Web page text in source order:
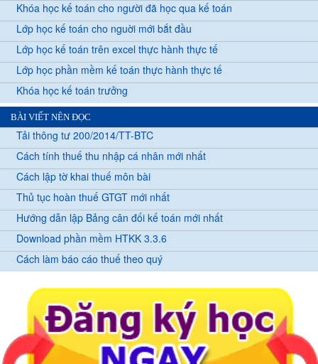
Khóa học kế toán cho người đã học qua kế toán
Lớp học kế toán cho nguời mới bắt đầu
Lớp học kế toán trên excel thực hành thực tế
Lớp học phần mềm kế toán thực hành thực tế
Khóa học kế toán trưởng
BÀI VIẾT NÊN ĐỌC
Tải thông tư 200/2014/TT-BTC
Cách tính thuế thu nhập cá nhân mới nhất
Cách lập tờ khai thuế môn bài
Thủ tục hoàn thuế GTGT mới nhất
Hướng dẫn lập Bảng cân đối kế toán mới nhất
Download phần mềm HTKK 3.3.6
Cách làm báo cáo thuế theo quý